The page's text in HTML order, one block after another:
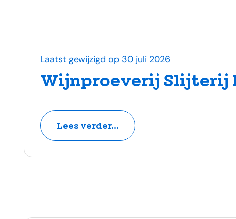
Wijnproeverij Slijterij
Laatst gewijzigd op 30 juli 2026
Lees verder...